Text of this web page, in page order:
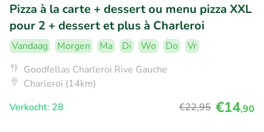
Pizza à la carte + dessert ou menu pizza XXL
pour 2 + dessert et plus à Charleroi
Vandaag Morgen Ma Di Wo Do
Vr
Goodfellas Charleroi Rive Gauche
Charleroi (14km)
Verkocht: 28
€22,95 €14,90